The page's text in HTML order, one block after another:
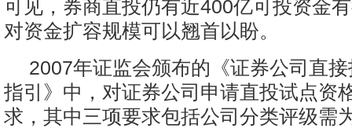
可见，券商直投仍有近400亿可投资金
对资金扩容规模可以翘首以盼。
2007年证监会颁布的《证券公司直
指引》中，对证券公司申请直投试点资
求，其中三项要求包括公司分类评级需